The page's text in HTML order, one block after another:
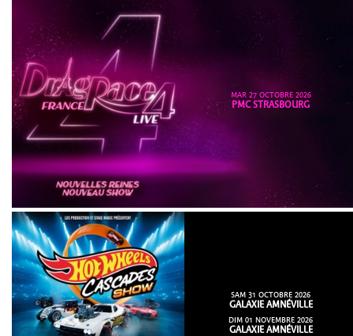
MAR 27 OCTOBRE 2026
PMC STRASBOURG
SAM 31 OCTOBRE 2026
GALAXIE AMNÉVILLE
DIM 01 NOVEMBRE 2026
GALAXIE AMNÉVILLE